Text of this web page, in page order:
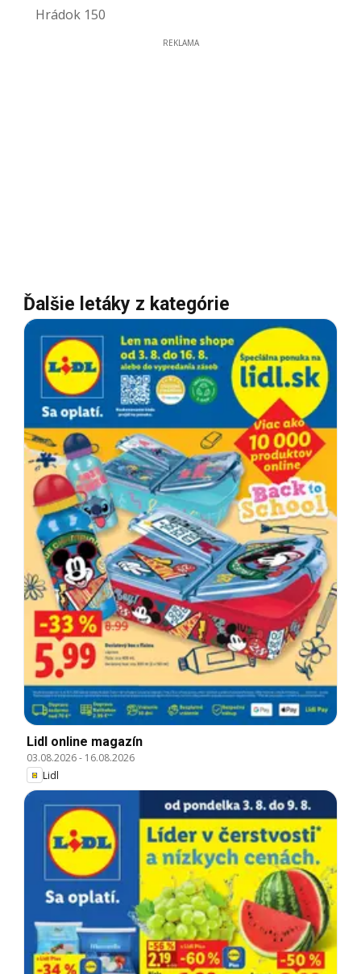
Hrádok 150
REKLAMA
Ďalšie letáky z kategórie
Lidl online magazín
03.08.2026- 16.08.2026
Lidl